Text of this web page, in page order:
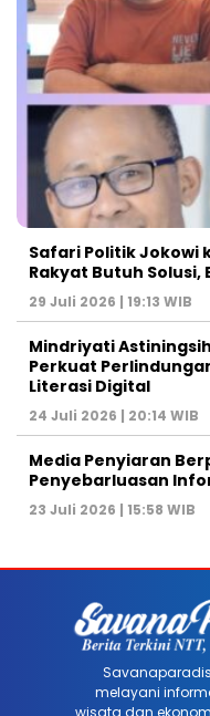
Safari Politik Jokowi
Rakyat Butuh
29 Juli 2026 | 19:13 WIB
Mindriyati
Perkuat
Literasi Digital
24 Juli 2026 | 20:14 WIB
Media Penyiaran
Penyebarluasan
23 Juli 2026 | 15:58 WIB
melayani
wisata dan